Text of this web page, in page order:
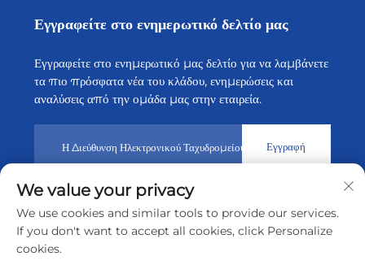
Εγγραφείτε στο ενημερωτικό δελτίο μας
Εγγραφείτε στο ενημερωτικό μας δελτίο για να λαμβάνετε
τα πιο πρόσφατα νέα του κλάδου, ενημερώσεις και
αναλύσεις από την ομάδα μας στην εταιρεία.
Εγγραφή
Πνευματικά δικαιώματα © 2026 από την Shenzhen Tiansheng
Cloud Technology CO., Ltd.
Πολιτική Απορρήτου
We value your privacy
We use cookies and similar tools to provide our services.
If you don't want to accept all cookies, click Personalize
cookies.